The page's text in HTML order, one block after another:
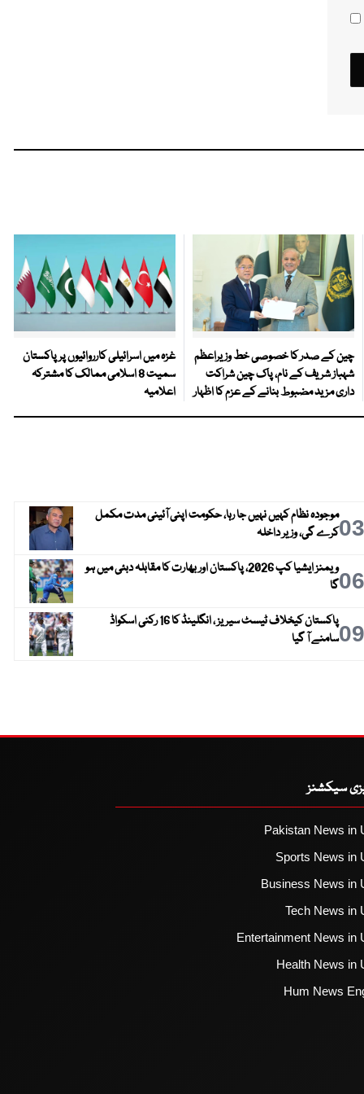
چین کے صدر کا خصوصی خط وزیراعظم
شہباز شریف کے نام، پاک چین شراکت
داری مزید مضبوط بنانے کے عزم کا اظہار
غزہ میں اسرائیلی کارروائیوں پر پاکستان
سمیت 8 اسلامی ممالک کا مشترکہ
اعلامیہ
03موجودہ نظام کہیں نہیں جا رہا، حکومت اپنی آئینی مدت مکمل
کرے گی، وزیر داخلہ
06
ویمنز ایشیا کپ 2026، پاکستان اور بھارت کا مقابلہ دبئی میں ہو
گا
09
پاکستان کیخلاف ٹیسٹ سیریز ، انگلینڈ کا 16 رکنی اسکواڈ
سامنے آ گیا
سیکشنز
Pakistan News in
Sports News in
Business News in
Tech News in
Entertainment News in
Health News in
Hum News